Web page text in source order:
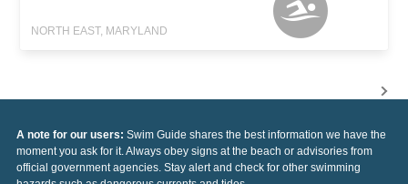
NORTH EAST, MARYLAND
A note for our users: Swim Guide shares the best information we have the
moment you ask for it. Always obey signs at the beach or advisories from
official government agencies. Stay alert and check for other swimming